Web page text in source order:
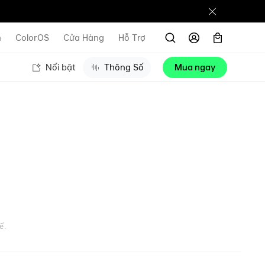
ColorOS Cửa Hàng Hỗ Trợ
Nổi bật Thông Số Mua ngay